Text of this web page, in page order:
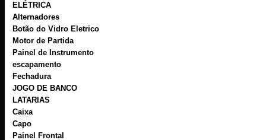
ELÉTRICA
Alternadores
Botão do Vidro Eletrico
Motor de Partida
Painel de Instrumento
escapamento
Fechadura
JOGO DE BANCO
LATARIAS
Caixa
Capo
Painel Frontal